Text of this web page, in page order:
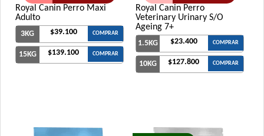
Royal Canin Perro Maxi
Adulto
3KG $39.100 COMPRAR
15KG $139.100 COMPRAR
Royal Canin Perro
Veterinary Urinary S/O
Ageing 7+
1.5KG $23.400 COMPRAR
10KG $127.800 COMPRAR